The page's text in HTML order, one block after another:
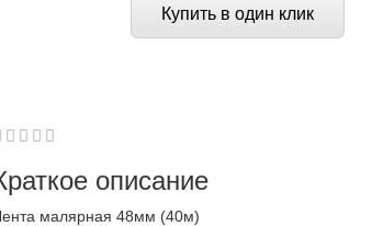
Купить в один клик
описание
малярная 48мм (40м)